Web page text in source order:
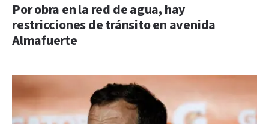
Por obra en la red de agua, hay
restricciones de tránsito en avenida
Almafuerte